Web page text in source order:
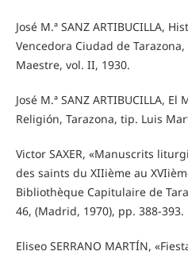
José M.ª SANZ ARTIBUCILLA,
Vencedora Ciudad de
Maestre, vol. II, 1930.
José M.ª SANZ ARTIBUCILLA,
Religión, Tarazona, tip. Luis
Victor SAXER, «Manuscrits
des saints du XIIième au
Bibliothèque Capitulaire de
46, (Madrid, 1970), pp. 388-393.
Eliseo SERRANO MARTÍN,